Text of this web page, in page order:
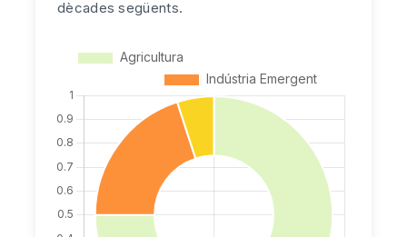
dècades següents.